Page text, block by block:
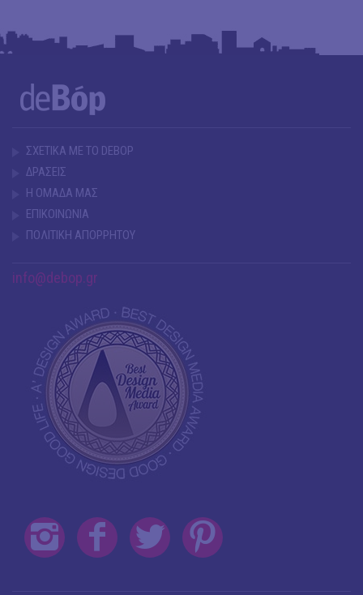
ΣΧΕΤΙΚΑ ΜΕ ΤΟ DEBOP
ΔΡΑΣΕΙΣ
Η ΟΜΑΔΑ ΜΑΣ
ΕΠΙΚΟΙΝΩΝΙΑ
ΠΟΛΙΤΙΚΗ ΑΠΟΡΡΗΤΟΥ
info@debop.gr